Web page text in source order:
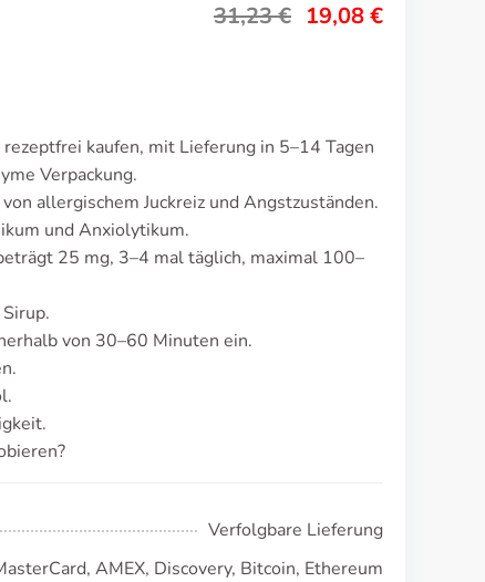
31,23€ 19,08€
kaufen, mit Lieferung in 5–14 Tagen
Verpackung.
allergischem Juckreiz und Angstzuständen.
und Anxiolytikum.
25 mg, 3–4 mal täglich, maximal 100–
von 30–60 Minuten ein.
Verfolgbare Lieferung
AMEX, Discovery, Bitcoin, Ethereum